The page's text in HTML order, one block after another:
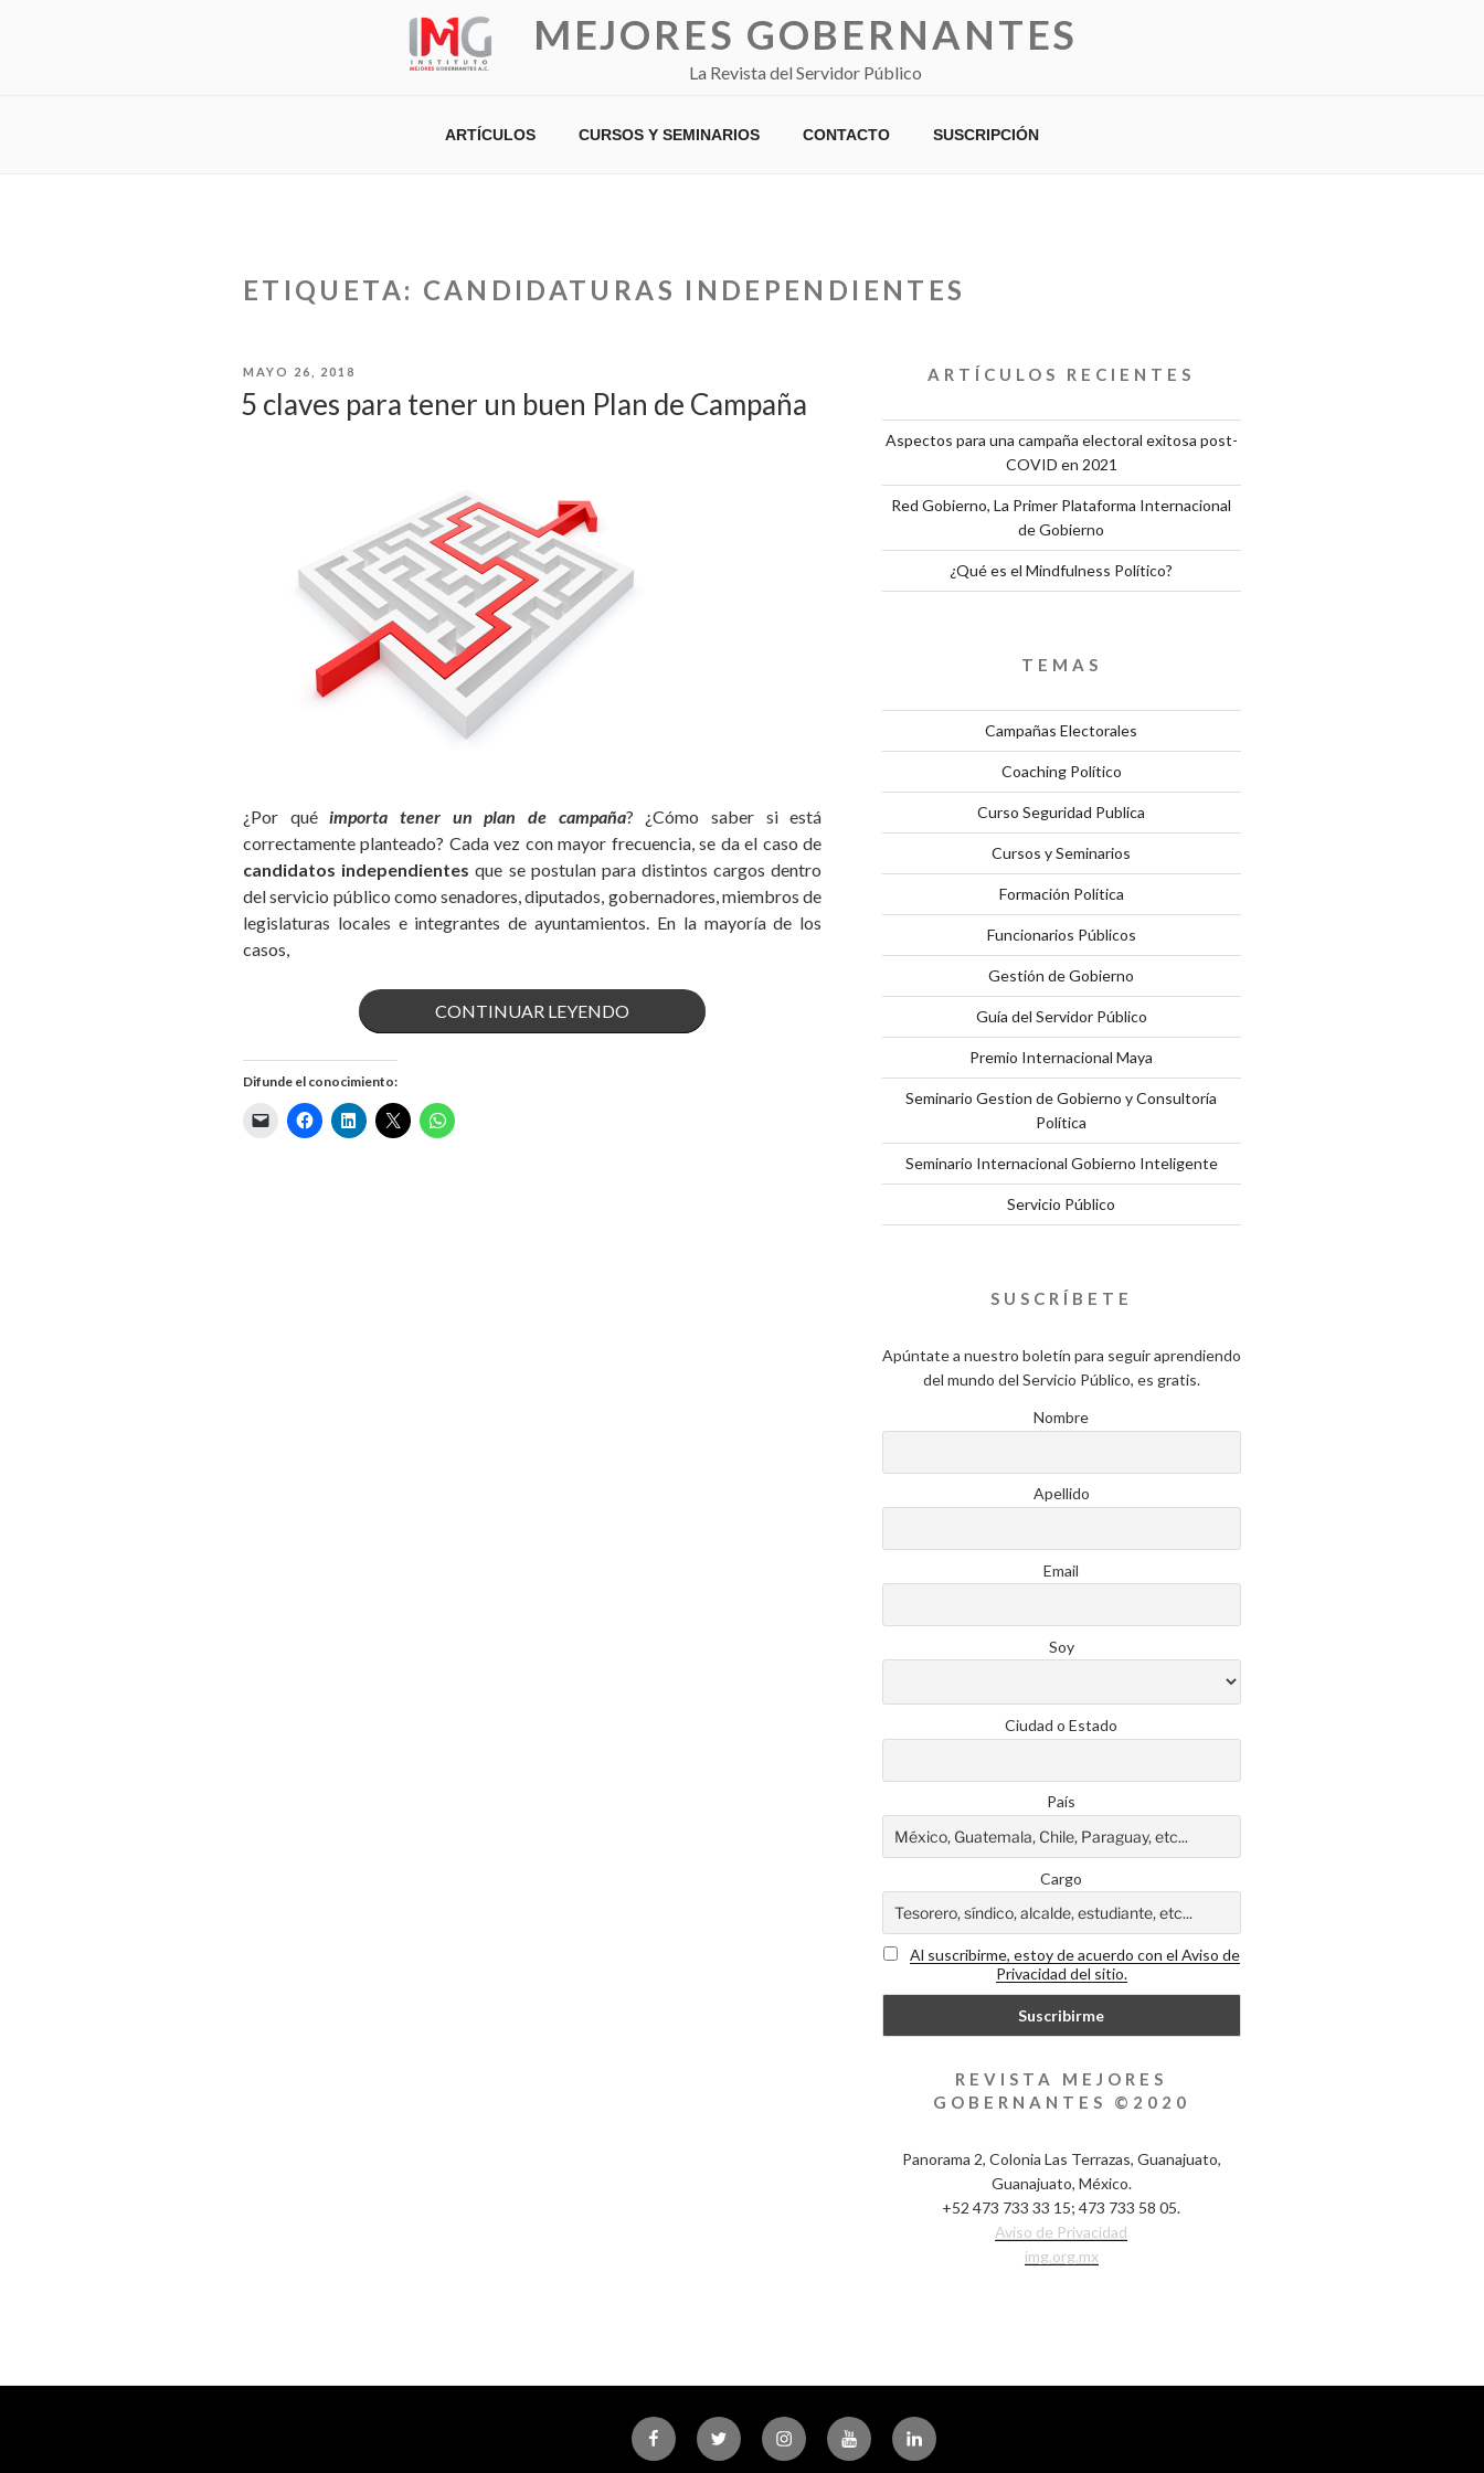
MEJORES GOBERNANTES
La Revista del Servidor Público
ARTÍCULOS CURSOS Y SEMINARIOS CONTACTO SUSCRIPCIÓN
ETIQUETA: CANDIDATURAS INDEPENDIENTES
PUBLICADO
MAYO 26, 2018
5 claves para tener un buen Plan de Campaña
¿Por quéimporta tener unplan de campaña? ¿Cómo saber si está
correctamente planteado? Cada vez con mayor frecuencia, se da el caso de
candidatos independientes que se postulan para distintos cargos dentro
del servicio público como senadores, diputados, gobernadores, miembros de
legislaturas locales e integrantes de ayuntamientos. En la mayoría de los
casos,
CONTINUAR LEYENDO
Difunde el conocimiento:
ARTÍCULOS RECIENTES
Aspectos para una campaña electoral exitosa post-
COVID en 2021
Red Gobierno, La Primer Plataforma Internacional
de Gobierno
¿Qué es el Mindfulness Político?
TEMAS
Campañas Electorales
Coaching Político
Curso Seguridad Publica
Cursos y Seminarios
Formación Política
Funcionarios Públicos
Gestión de Gobierno
Guía del Servidor Público
Premio Internacional Maya
Seminario Gestion de Gobierno y Consultoría
Política
Seminario Internacional Gobierno Inteligente
Servicio Público
SUSCRÍBETE
Apúntate a nuestro boletín para seguir aprendiendo
del mundo del Servicio Público, es gratis.
Nombre
Apellido
Email
Soy
Ciudad o Estado
País
Cargo
Al suscribirme, estoy de acuerdo con el Aviso de
Privacidad del sitio.
REVISTA MEJORES
GOBERNANTES ©2020
Panorama 2, Colonia Las Terrazas, Guanajuato,
Guanajuato, México.
+52 473 733 33 15; 473 733 58 05.
Aviso de Privacidad
img.org.mx
FacebookTwitter InstagramYoutube Linkedin